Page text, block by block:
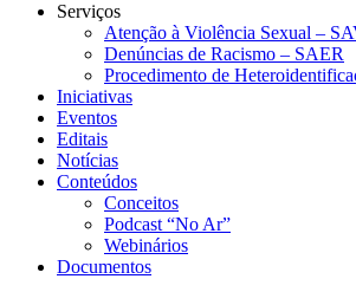
Serviços
Atenção à Violência Sexual –
Denúncias de Racismo – SAER
Procedimento de
Iniciativas
Eventos
Editais
Notícias
Conteúdos
Conceitos
Podcast “No Ar”
Webinários
Documentos